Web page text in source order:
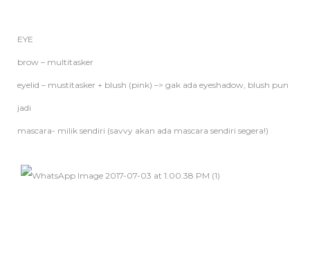
EYE
brow – multitasker
eyelid – mustitasker + blush (pink) –> gak ada eyeshadow, blush pun
jadi
mascara- milik sendiri (savvy akan ada mascara sendiri segera!)